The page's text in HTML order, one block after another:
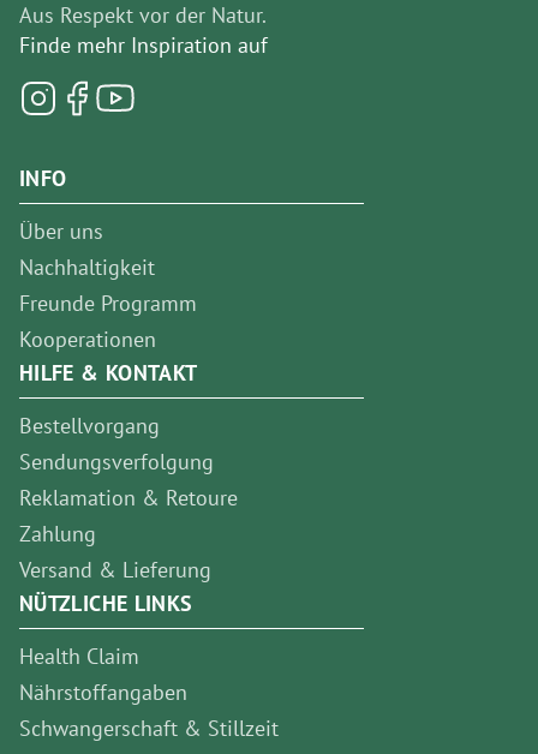
Aus Respekt vor der Natur.
Finde mehr Inspiration auf
INFO
Über uns
Nachhaltigkeit
Freunde Programm
Kooperationen
HILFE & KONTAKT
Bestellvorgang
Sendungsverfolgung
Reklamation & Retoure
Zahlung
Versand & Lieferung
NÜTZLICHE LINKS
Health Claim
Nährstoffangaben
Schwangerschaft & Stillzeit